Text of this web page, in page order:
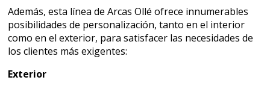
Además, esta línea de Arcas Ollé ofrece innumerables
posibilidades de personalización, tanto en el interior
como en el exterior, para satisfacer las necesidades de
los clientes más exigentes:
Exterior